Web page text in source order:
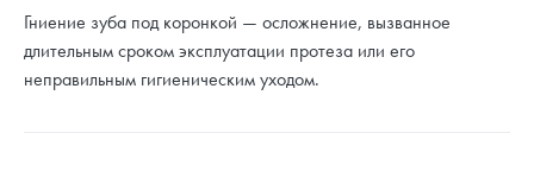
Гниение зуба под коронкой — осложнение, вызванное
длительным сроком эксплуатации протеза или его
неправильным гигиеническим уходом.